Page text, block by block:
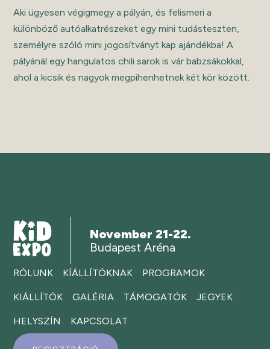
Aki ügyesen végigmegy a pályán, és felismeri a
különböző autóalkatrészeket egy mini tudásteszten,
személyre szóló mini jogosítványt kap ajándékba! A
pályánál egy hangulatos chili sarok is vár babzsákokkal,
ahol a kicsik és nagyok megpihenhetnek két kör között.
November 21-22.
Budapest Aréna
RÓLUNK KÍÁLLÍTÓKNAK PROGRAMOK
KIÁLLÍTÓK GALÉRIA TÁMOGATÓK JEGYEK
HELYSZÍN KAPCSOLAT